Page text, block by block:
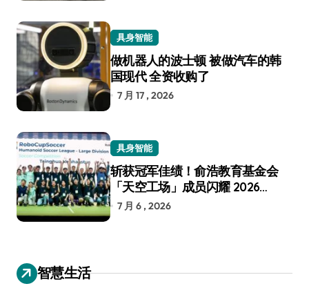
具身智能
做机器人的波士顿 被做汽车的韩
国现代 全资收购了
7 月 17 , 2026
具身智能
斩获冠军佳绩！俞浩教育基金会
「天空工场」成员闪耀 2026
RoboCup 机器人世界杯
7 月 6 , 2026
智慧生活